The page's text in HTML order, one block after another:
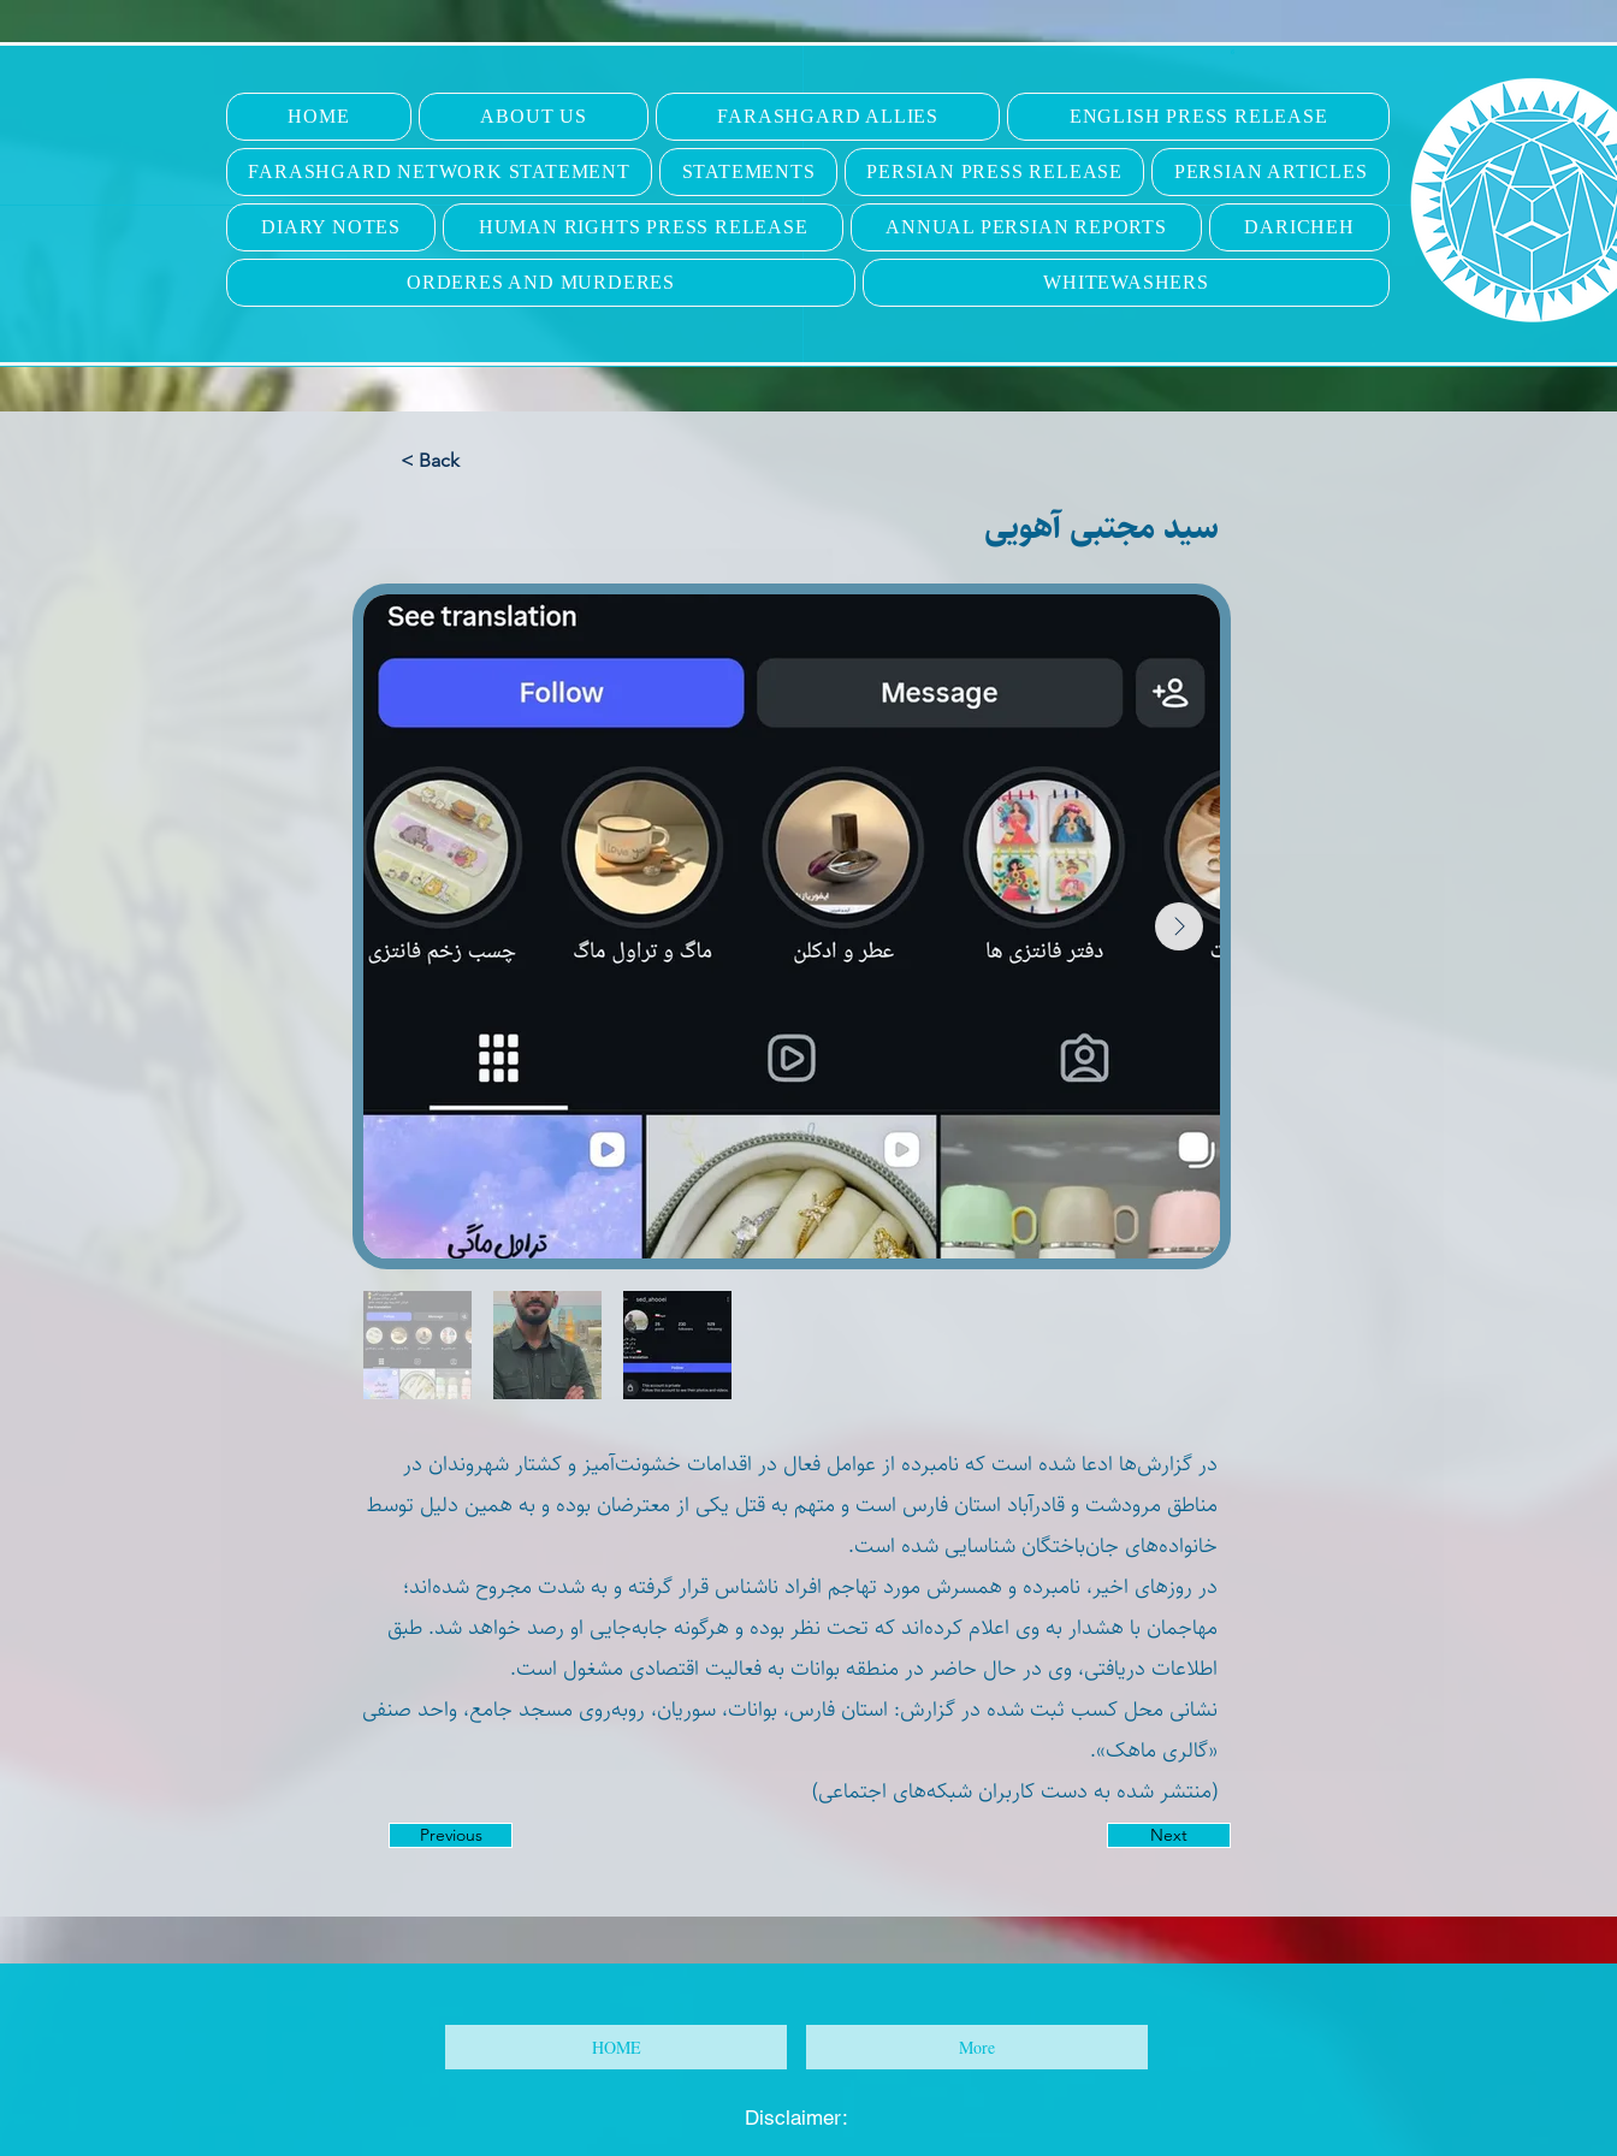
HOME ABOUT US FARASHGARD ALLIES ENGLISH PRESS RELEASE
FARASHGARD NETWORK STATEMENT STATEMENTS PERSIAN PRESS RELEASE PERSIAN ARTICLES
DIARY NOTES HUMAN RIGHTS PRESS RELEASE ANNUAL PERSIAN REPORTS DARICHEH
ORDERES AND MURDERES WHITEWASHERS
< Back
سید مجتبی آهویی
در گزارش‌ها ادعا شده است که نامبرده از عوامل فعال در اقدامات خشونت‌آمیز و کشتار شهروندان در
مناطق مرودشت و قادرآباد استان فارس است و متهم به قتل یکی از معترضان بوده و به همین دلیل توسط
خانواده‌های جان‌باختگان شناسایی شده است.
در روزهای اخیر، نامبرده و همسرش مورد تهاجم افراد ناشناس قرار گرفته و به شدت مجروح شده‌اند؛
مهاجمان با هشدار به وی اعلام کرده‌اند که تحت نظر بوده و هرگونه جابه‌جایی او رصد خواهد شد. طبق
اطلاعات دریافتی، وی در حال حاضر در منطقه بوانات به فعالیت اقتصادی مشغول است.
نشانی محل کسب ثبت شده در گزارش: استان فارس، بوانات، سوریان، روبه‌روی مسجد جامع، واحد صنفی
«گالری ماهک».
(منتشر شده به دست کاربران شبکه‌های اجتماعی)
Previous Next
HOME More
Disclaimer: